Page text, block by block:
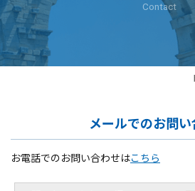
Contact
メールでのお問い
お電話でのお問い合わせはこちら